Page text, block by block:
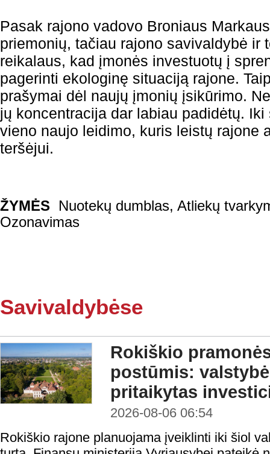
Pasak rajono vadovo Broniaus
priemonių, tačiau rajono savivaldybė ir
reikalaus, kad įmonės investuotų į
pagerinti ekologinę situaciją rajone.
prašymai dėl naujų įmonių įsikūrimo.
jų koncentracija dar labiau padidėtų.
vieno naujo leidimo, kuris leistų rajone
teršėjui.
ŽYMĖS Nuotekų dumblas, Atliekų
Ozonavimas
Savivaldybėse
Rokiškio
postūmis:
pritaikytas
2026-08-06 06:54
Rokiškio rajone planuojama įveiklinti iki šiol